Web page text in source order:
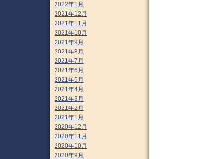
2022年1月
2021年12月
2021年11月
2021年10月
2021年9月
2021年8月
2021年7月
2021年6月
2021年5月
2021年4月
2021年3月
2021年2月
2021年1月
2020年12月
2020年11月
2020年10月
2020年9月